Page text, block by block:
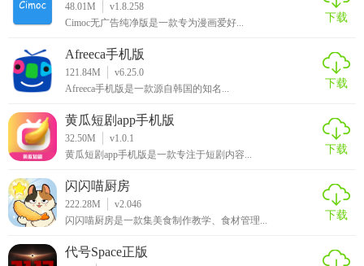
48.01M
v1.8.258
Cimoc无广告纯净版是一款专为漫画爱好...
下载
Afreeca手机版
121.84M
v6.25.0
Afreeca手机版是一款源自韩国的知名...
下载
黄瓜短剧app手机版
32.50M
v1.0.1
黄瓜短剧app手机版是一款专注于短剧内容...
下载
闪闪喵厨房
222.28M
v2.046
闪闪喵厨房是一款集美食制作教学、食材管理...
下载
代号Space正版